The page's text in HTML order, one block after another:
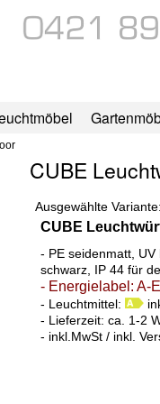
CUBE
Ausgewählte Variante:
CUBE
- PE seidenmatt,
schwarz, IP 44 für
- Energielabel: A-E
- Leuchtmittel:
- Lieferzeit: ca. 1-2
- inkl.MwSt / inkl.